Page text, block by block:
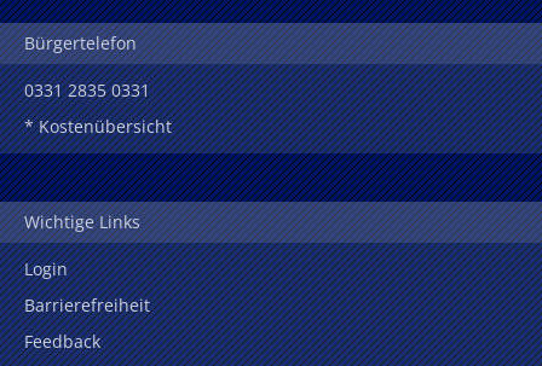
Bürgertelefon
0331 2835 0331
* Kostenübersicht
Wichtige Links
Login
Barrierefreiheit
Feedback